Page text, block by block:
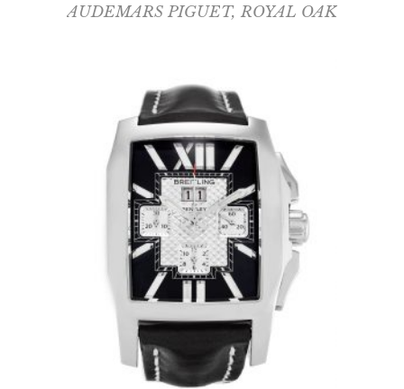
AUDEMARS PIGUET, ROYAL OAK